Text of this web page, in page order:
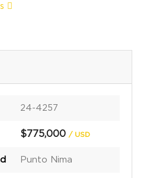
24-4257
$775,000 / USD
Punto Nima